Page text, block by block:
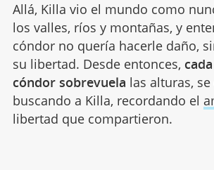
Allá, Killa vio el mundo como
los valles, ríos y montañas, y
cóndor no quería hacerle daño,
su libertad. Desde entonces,
cóndor sobrevuela las alturas,
buscando a Killa, recordando el
libertad que compartieron.